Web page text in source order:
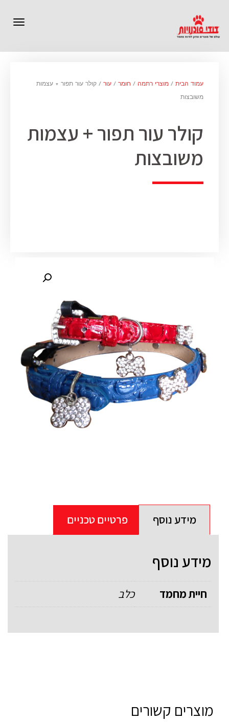
עמוד הבית / מוצרי רתמה / חומר / עור / קולר עור תפור + עצמות
משובצות
קולר עור תפור + עצמות
משובצות
מידע נוסף פרטיים טכניים
מידע נוסף
חיית מחמד כלב
מוצרים קשורים